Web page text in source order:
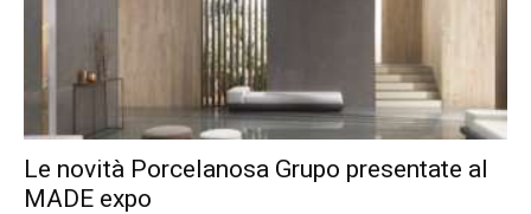
Le novità Porcelanosa Grupo presentate al
MADE expo